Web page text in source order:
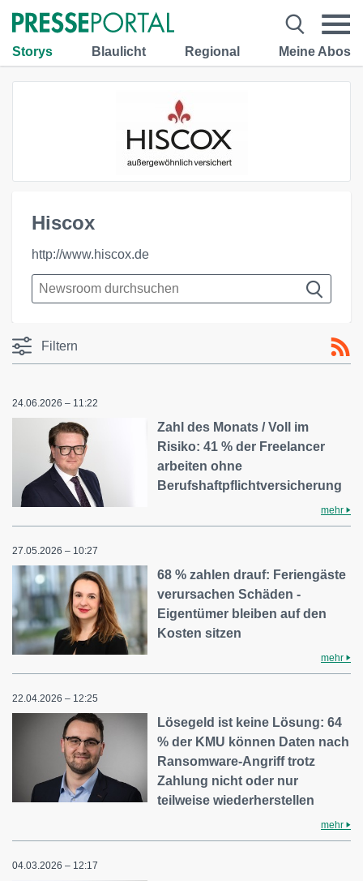
Storys Blaulicht Regional Meine Abos
Hiscox
http://www.hiscox.de
Filtern
24.06.2026 – 11:22
Zahl des Monats / Voll im
Risiko: 41 % der Freelancer
arbeiten ohne
Berufshaftpflichtversicherung
mehr
27.05.2026 – 10:27
68 % zahlen drauf: Feriengäste
verursachen Schäden -
Eigentümer bleiben auf den
Kosten sitzen
mehr
22.04.2026 – 12:25
Lösegeld ist keine Lösung: 64
% der KMU können Daten nach
Ransomware-Angriff trotz
Zahlung nicht oder nur
teilweise wiederherstellen
mehr
04.03.2026 – 12:17